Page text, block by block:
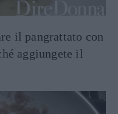
il pangrattato con
aggiungete il